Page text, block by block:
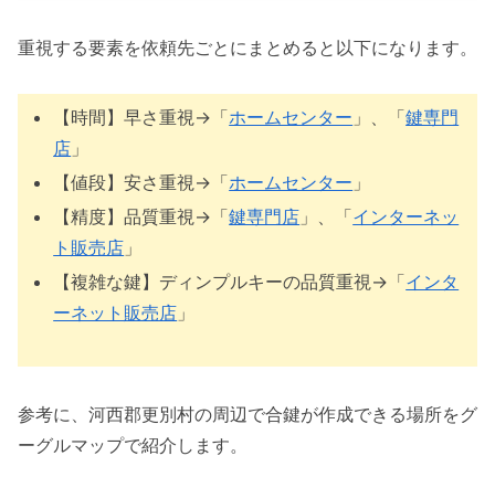
重視する要素を依頼先ごとにまとめると以下になります。
【時間】早さ重視→「ホームセンター 」、「鍵専門
店 」
【値段】安さ重視→「ホームセンター 」
【精度】品質重視→「鍵専門店 」、「インターネッ
ト販売店 」
【複雑な鍵】ディンプルキーの品質重視→「インタ
ーネット販売店 」
参考に、河西郡更別村の周辺で合鍵が作成できる場所をグ
ーグルマップで紹介します。